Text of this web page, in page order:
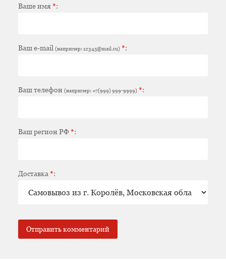
Ваше имя*:
Ваш e-mail (например: 12345@mail.ru) *:
Ваш телефон (например: +7(999) 999-9999) *:
Ваш регион РФ*:
Доставка *: